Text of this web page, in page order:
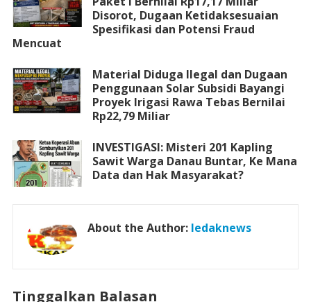
Disorot, Dugaan Ketidaksesuaian
Spesifikasi dan Potensi Fraud
Mencuat
Material Diduga Ilegal dan Dugaan
Penggunaan Solar Subsidi Bayangi
Proyek Irigasi Rawa Tebas Bernilai
Rp22,79 Miliar
INVESTIGASI: Misteri 201 Kapling
Sawit Warga Danau Buntar, Ke Mana
Data dan Hak Masyarakat?
About the Author: ledaknews
Tinggalkan Balasan